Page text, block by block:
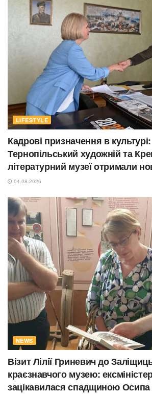
LIFESTYLE
Кадрові призначення в культурі:
Тернопільський художній та
літературний музеї отримали
04.08.2026
NEWS
Візит Лілії Гриневич до
краєзнавчого музею:
зацікавилася спадщиною